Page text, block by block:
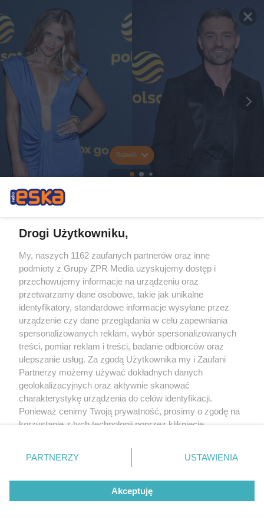
Rozwiń
Drogi Użytkowniku,
My, naszych 1162 zaufanych partnerów oraz inne
podmioty z Grupy ZPR Media uzyskujemy dostęp i
przechowujemy informacje na urządzeniu oraz
przetwarzamy dane osobowe, takie jak unikalne
identyfikatory, standardowe informacje wysyłane przez
urządzenie czy dane przeglądania w celu zapewniania
spersonalizowanych reklam, wybór spersonalizowanych
treści, pomiar reklam i treści, badanie odbiorców oraz
ulepszanie usług. Za zgodą Użytkownika my i Zaufani
Partnerzy możemy używać dokładnych danych
geolokalizacyjnych oraz aktywnie skanować
charakterystykę urządzenia do celów identyfikacji.
Ponieważ cenimy Twoją prywatność, prosimy o zgodę na
korzystanie z tych technologii poprzez kliknięcie
zmienić/wycofać klikając przycisk ustawień prywatności
znajdujący się w lewym dolnym rogu strony
rodzaje przetwarzania danych nie wymagają zgody
użytkownika, ale masz prawo sprzeciwić się takiemu
przetwarzaniu. Preferencje będą miały zastosowanie tylko
PARTNERZY USTAWIENIA
Akceptuję